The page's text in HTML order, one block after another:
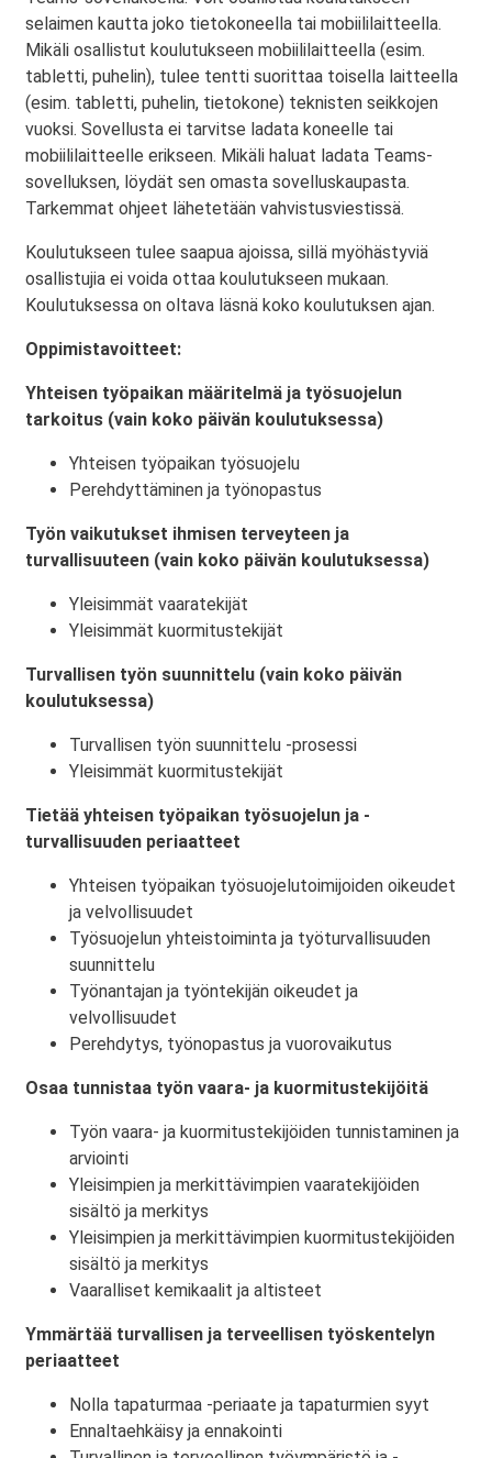
selaimen kautta joko tietokoneella tai mobiililaitteella.
Mikäli osallistut koulutukseen mobiililaitteella (esim.
tabletti, puhelin), tulee tentti suorittaa toisella laitteella
(esim. tabletti, puhelin, tietokone) teknisten seikkojen
vuoksi. Sovellusta ei tarvitse ladata koneelle tai
mobiililaitteelle erikseen. Mikäli haluat ladata Teams-
sovelluksen, löydät sen omasta sovelluskaupasta.
Tarkemmat ohjeet lähetetään vahvistusviestissä.
Koulutukseen tulee saapua ajoissa, sillä myöhästyviä
osallistujia ei voida ottaa koulutukseen mukaan.
Koulutuksessa on oltava läsnä koko koulutuksen ajan.
Oppimistavoitteet:
Yhteisen työpaikan määritelmä ja työsuojelun
tarkoitus (vain koko päivän koulutuksessa)
Yhteisen työpaikan työsuojelu
Perehdyttäminen ja työnopastus
Työn vaikutukset ihmisen terveyteen ja
turvallisuuteen (vain koko päivän koulutuksessa)
Yleisimmät vaaratekijät
Yleisimmät kuormitustekijät
Turvallisen työn suunnittelu (vain koko päivän
koulutuksessa)
Turvallisen työn suunnittelu -prosessi
Yleisimmät kuormitustekijät
Tietää yhteisen työpaikan työsuojelun ja -
turvallisuuden periaatteet
Yhteisen työpaikan työsuojelutoimijoiden oikeudet
ja velvollisuudet
Työsuojelun yhteistoiminta ja työturvallisuuden
suunnittelu
Työnantajan ja työntekijän oikeudet ja
velvollisuudet
Perehdytys, työnopastus ja vuorovaikutus
Osaa tunnistaa työn vaara- ja kuormitustekijöitä
Työn vaara- ja kuormitustekijöiden tunnistaminen ja
arviointi
Yleisimpien ja merkittävimpien vaaratekijöiden
sisältö ja merkitys
Yleisimpien ja merkittävimpien kuormitustekijöiden
sisältö ja merkitys
Vaaralliset kemikaalit ja altisteet
Ymmärtää turvallisen ja terveellisen työskentelyn
periaatteet
Nolla tapaturmaa -periaate ja tapaturmien syyt
Ennaltaehkäisy ja ennakointi